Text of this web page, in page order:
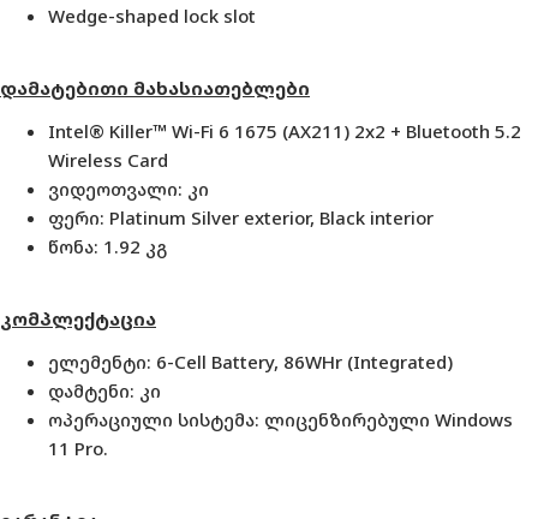
Wedge-shaped lock slot
დამატებითი მახასიათებლები
Intel® Killer™ Wi-Fi 6 1675 (AX211) 2x2 + Bluetooth 5.2
Wireless Card
ვიდეოთვალი: კი
ფერი: Platinum Silver exterior, Black interior
წონა: 1.92 კგ
კომპლექტაცია
ელემენტი: 6-Cell Battery, 86WHr (Integrated)
დამტენი: კი
ოპერაციული სისტემა: ლიცენზირებული Windows
11 Pro.